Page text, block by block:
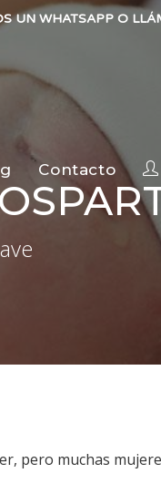
UN WHATSAPP O
Contacto
pero muchas